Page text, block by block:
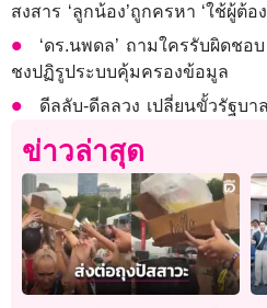
สงสาร ‘ลูกน้อง’ถูกครหา ‘ใช้ผู้ต้อ
‘ดร.นพดล’ ถามใครรับผิดช
ชงปฏิรูประบบคุ้มครองข้อมูล
ดีลลับ-ดีลลวง เปลี่ยนขั้วรัฐบาล
ข่าวล่าสุด